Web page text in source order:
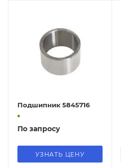
Подшипник 5845716
По запросу
УЗНАТЬ ЦЕНУ